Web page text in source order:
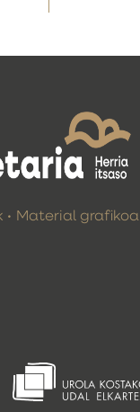
Material grafikoa